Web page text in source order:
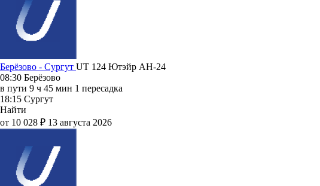
Берёзово - Сургут UT 124 Ютэйр АН-24
08:30 Берёзово
в пути 9 ч 45 мин 1 пересадка
18:15 Сургут
Найти
от 10 028 ₽ 13 августа 2026